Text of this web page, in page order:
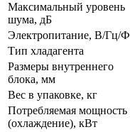
Максимальный уровень
шума, дБ
Электропитание, В/Гц/Ф
Тип хладагента
Размеры внутреннего
блока, мм
Вес в упаковке, кг
Потребляемая мощность
(охлаждение), кВт